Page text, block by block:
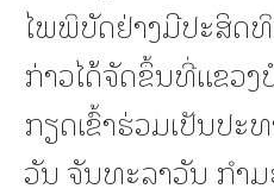
ໄພພິບັດຢ່າງມີປະສິດ
ກ່າວໄດ້ຈັດຂຶ້ນທີ່ແຂວງ
ກຽດເຂົ້າຮ່ວມເປັນປະ
ວັນ ຈັນທະລາວັນ ກຳ